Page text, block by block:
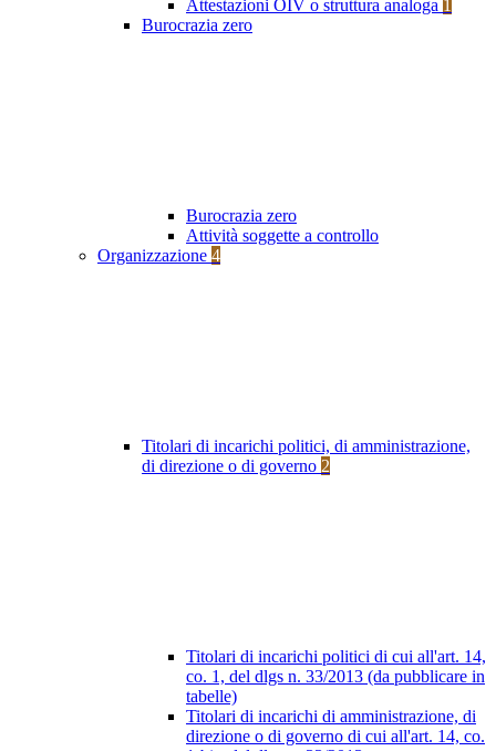
Attestazioni OIV o struttura analoga 1
Burocrazia zero
Burocrazia zero
Attività soggette a controllo
Organizzazione 4
Titolari di incarichi politici, di amministrazione,
di direzione o di governo 2
Titolari di incarichi politici di cui all'art. 14,
co. 1, del dlgs n. 33/2013 (da pubblicare in
tabelle)
Titolari di incarichi di amministrazione, di
direzione o di governo di cui all'art. 14, co.